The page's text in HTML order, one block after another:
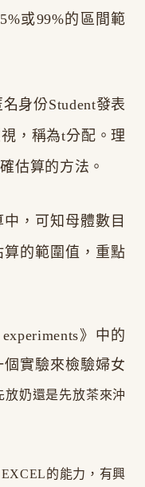
或99%的區間範
身份Student發表
，稱為t分配。理
估算的方法。
，可知母體數目
的範圍值，重點
》中的
實驗來檢驗婦女
放奶還是先放茶來沖
的能力，有興